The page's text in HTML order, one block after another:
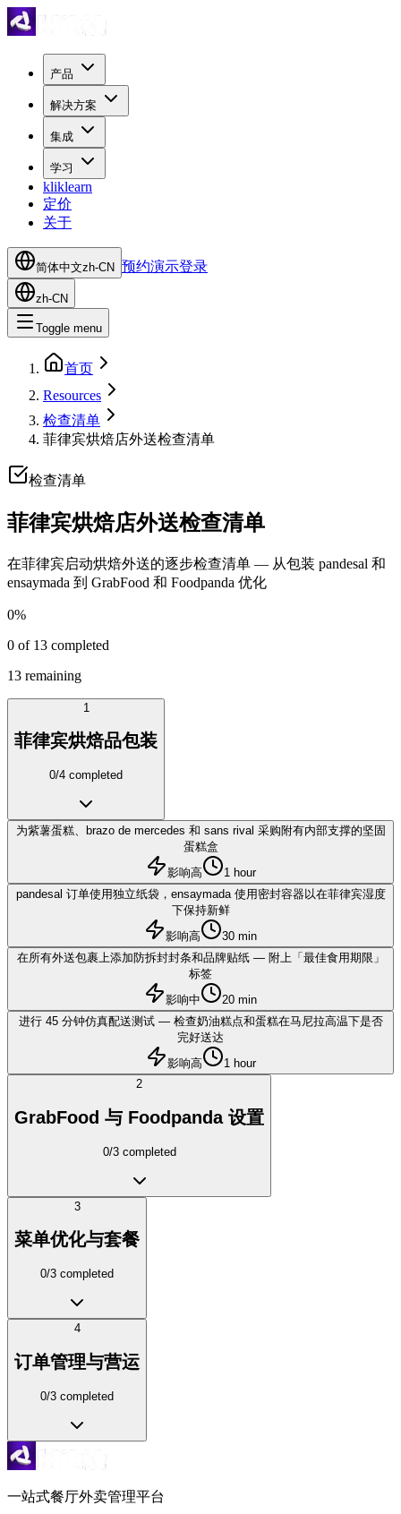
产品
解决方案
集成
学习
kliklearn
定价
关于
简体中文zh-CN 预约演示登录
zh-CN
Toggle menu
首页
Resources
检查清单
菲律宾烘焙店外送检查清单
检查清单
菲律宾烘焙店外送检查清单
在菲律宾启动烘焙外送的逐步检查清单 — 从包装 pandesal 和
ensaymada 到 GrabFood 和 Foodpanda 优化
0%
0 of 13 completed
13 remaining
1
菲律宾烘焙品包装
0/4 completed
为紫薯蛋糕、brazo de mercedes 和 sans rival 采购附有内部支撑的坚固
蛋糕盒
影响高
1 hour
pandesal 订单使用独立纸袋，ensaymada 使用密封容器以在菲律宾湿度
下保持新鲜
影响高
30 min
在所有外送包裹上添加防拆封封条和品牌贴纸 — 附上「最佳食用期限」
标签
影响中
20 min
进行 45 分钟仿真配送测试 — 检查奶油糕点和蛋糕在马尼拉高温下是否
完好送达
影响高
1 hour
2
GrabFood 与 Foodpanda 设置
0/3completed
3
菜单优化与套餐
0/3 completed
4
订单管理与营运
0/3 completed
一站式餐厅外卖管理平台